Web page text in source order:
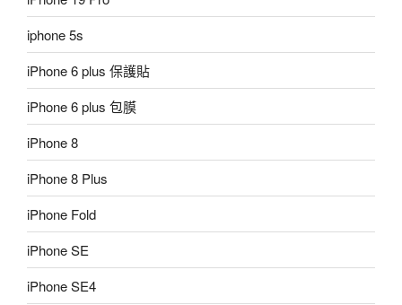
iphone 5s
iPhone 6 plus 保護貼
iPhone 6 plus 包膜
iPhone 8
iPhone 8 Plus
iPhone Fold
iPhone SE
iPhone SE4